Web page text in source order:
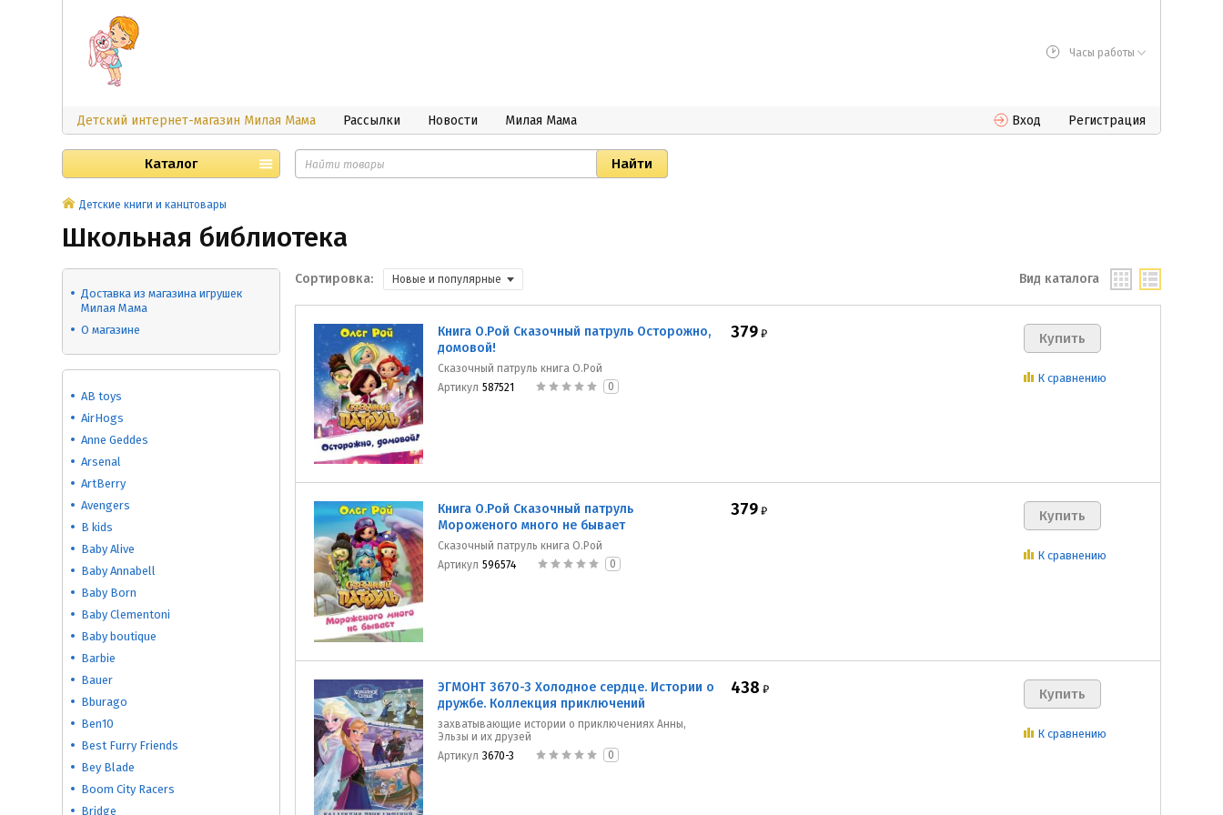
Часы работы
Детский интернет-магазин Милая Мама Рассылки Новости Милая Мама Вход Регистрация
Каталог
Детские книги и канцтовары
Школьная библиотека
Доставка из магазина игрушек
Милая Мама
О магазине
AB toys
AirHogs
Anne Geddes
Arsenal
ArtBerry
Avengers
B kids
Baby Alive
Baby Annabell
Baby Born
Baby Clementoni
Baby boutique
Barbie
Bauer
Bburago
Ben10
Best Furry Friends
Bey Blade
Boom City Racers
Bridge
Сортировка: Новые и популярные Вид каталога
Книга О.Рой Сказочный патруль Осторожно,
домовой!
Сказочный патруль книга О.Рой
Артикул 587521 0
379 ₽
К сравнению
Книга О.Рой Сказочный патруль
Мороженого много не бывает
Сказочный патруль книга О.Рой
Артикул 596574 0
379 ₽
К сравнению
ЭГМОНТ 3670-3 Холодное сердце. Истории о
дружбе. Коллекция приключений
захватывающие истории о приключениях Анны,
Эльзы и их друзей
Артикул 3670-3 0
438 ₽
К сравнению